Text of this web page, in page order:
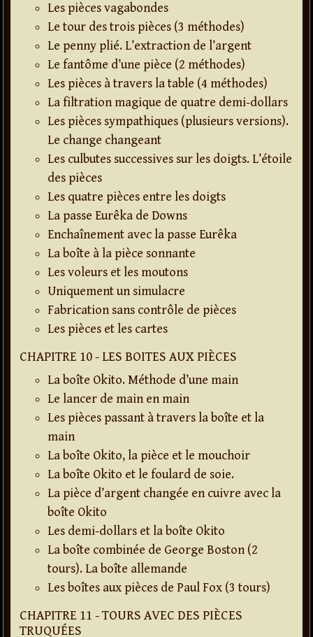
Les pièces vagabondes
Le tour des trois pièces (3 méthodes)
Le penny plié. L’extraction de l’argent
Le fantôme d’une pièce (2 méthodes)
Les pièces à travers la table (4 méthodes)
La filtration magique de quatre demi-dollars
Les pièces sympathiques (plusieurs versions).
Le change changeant
Les culbutes successives sur les doigts. L’étoile
des pièces
Les quatre pièces entre les doigts
La passe Eurêka de Downs
Enchaînement avec la passe Eurêka
La boîte à la pièce sonnante
Les voleurs et les moutons
Uniquement un simulacre
Fabrication sans contrôle de pièces
Les pièces et les cartes
CHAPITRE 10 - LES BOITES AUX PIÈCES
La boîte Okito. Méthode d’une main
Le lancer de main en main
Les pièces passant à travers la boîte et la
main
La boîte Okito, la pièce et le mouchoir
La boîte Okito et le foulard de soie.
La pièce d’argent changée en cuivre avec la
boîte Okito
Les demi-dollars et la boîte Okito
La boîte combinée de George Boston (2
tours). La boîte allemande
Les boîtes aux pièces de Paul Fox (3 tours)
CHAPITRE 11 - TOURS AVEC DES PIÈCES
TRUQUÉES